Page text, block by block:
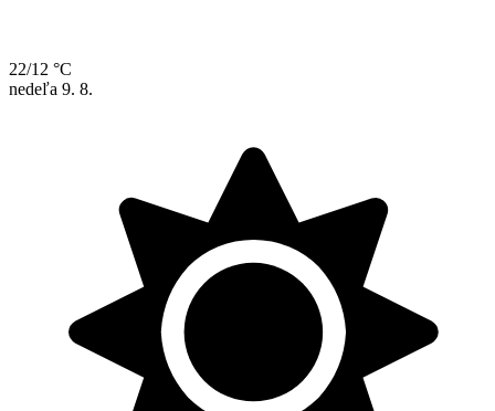
22/12 °C
nedeľa 9. 8.